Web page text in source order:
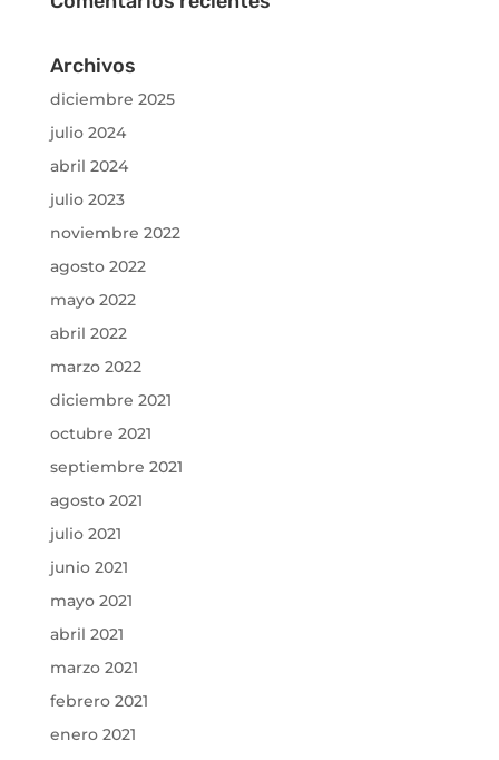
Archivos
diciembre 2025
julio 2024
abril 2024
julio 2023
noviembre 2022
agosto 2022
mayo 2022
abril 2022
marzo 2022
diciembre 2021
octubre 2021
septiembre 2021
agosto 2021
julio 2021
junio 2021
mayo 2021
abril 2021
marzo 2021
febrero 2021
enero 2021